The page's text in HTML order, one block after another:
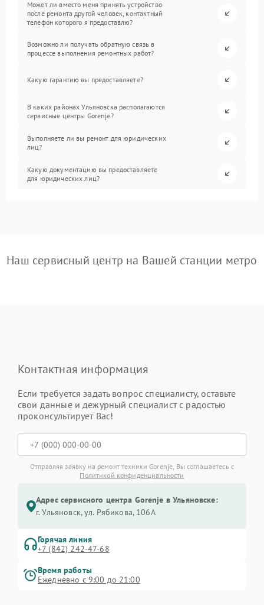
Может ли вместо меня принять устройство
после ремонта другой человек, контактный
телефон которого я предоставлю?
Возможно ли получать обратную связь в
процессе выполнения ремонтных работ?
Какую гарантию вы предоставляете?
В каких районах Ульяновска располагаются
сервисные центры Gorenje?
Выполняете ли вы ремонт для юридических
лиц?
Какую документацию вы предоставляете
для юридических лиц?
Наш сервисный центр на Вашей станции метро
Контактная информация
Если требуется задать вопрос специалисту, оставьте
свои данные и дежурный специалист с радостью
проконсультирует Вас!
Отправляя заявку на ремонт техники Gorenje, Вы соглашаетесь с
Политикой конфиденциальности
Адрес сервисного центра Gorenje в Ульяновске:
г. Ульяновск, ул. Рябикова, 106А
Горячая линия
+7 (842) 242-47-68
Время работы
Ежедневно с 9:00 до 21:00